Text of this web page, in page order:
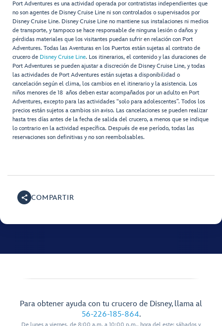
Port Adventures es una actividad operada por contratistas independientes que
no son agentes de Disney Cruise Line ni son controlados o supervisados por
Disney Cruise Line. Disney Cruise Line no mantiene sus instalaciones ni medios
de transporte, y tampoco se hace responsable de ninguna lesión o daños y
pérdidas materiales que los visitantes puedan sufrir en relación con Port
Adventures. Todas las Aventuras en los Puertos están sujetas al contrato de
crucero de Disney Cruise Line. Los itinerarios, el contenido y las duraciones de
Port Adventures se pueden ajustar a discreción de Disney Cruise Line, y todas
las actividades de Port Adventures están sujetas a disponibilidad o
cancelación según el clima, los cambios en el itinerario y la asistencia. Los
niños menores de 18 años deben estar acompañados por un adulto en Port
Adventures, excepto para las actividades “solo para adolescentes”. Todos los
precios están sujetos a cambios sin aviso. Las cancelaciones se pueden realizar
hasta tres días antes de la fecha de salida del crucero, a menos que se indique
lo contrario en la actividad específica. Después de ese período, todas las
reservaciones son definitivas y no son reembolsables.
COMPARTIR
Para obtener ayuda con tu crucero de Disney, llama al
56-226-185-864.